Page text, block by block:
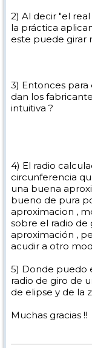
2) Al decir "el
la práctica
este puede girar
3) Entonces
dan los
intuitiva ?
4) El radio
circunferencia
una buena
bueno de pura
aproximacion ,
sobre el radio de
aproximación ,
acudir a otro
5) Donde puedo
radio de giro de
de elipse y de la
Muchas gracias !!